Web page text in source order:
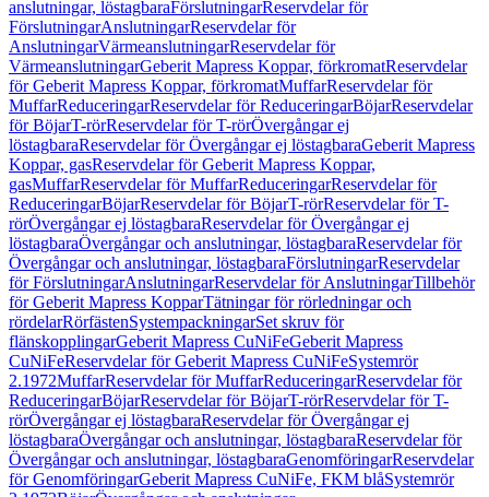
anslutningar, löstagbaraFörslutningarReservdelar för
FörslutningarAnslutningarReservdelar för
AnslutningarVärmeanslutningarReservdelar för
VärmeanslutningarGeberit Mapress Koppar, förkromatReservdelar
för Geberit Mapress Koppar, förkromatMuffarReservdelar för
MuffarReduceringarReservdelar för ReduceringarBöjarReservdelar
för BöjarT-rörReservdelar för T-rörÖvergångar ej
löstagbaraReservdelar för Övergångar ej löstagbaraGeberit Mapress
Koppar, gasReservdelar för Geberit Mapress Koppar,
gasMuffarReservdelar för MuffarReduceringarReservdelar för
ReduceringarBöjarReservdelar för BöjarT-rörReservdelar för T-
rörÖvergångar ej löstagbaraReservdelar för Övergångar ej
löstagbaraÖvergångar och anslutningar, löstagbaraReservdelar för
Övergångar och anslutningar, löstagbaraFörslutningarReservdelar
för FörslutningarAnslutningarReservdelar för AnslutningarTillbehör
för Geberit Mapress KopparTätningar för rörledningar och
rördelarRörfästenSystempackningarSet skruv för
flänskopplingarGeberit Mapress CuNiFeGeberit Mapress
CuNiFeReservdelar för Geberit Mapress CuNiFeSystemrör
2.1972MuffarReservdelar för MuffarReduceringarReservdelar för
ReduceringarBöjarReservdelar för BöjarT-rörReservdelar för T-
rörÖvergångar ej löstagbaraReservdelar för Övergångar ej
löstagbaraÖvergångar och anslutningar, löstagbaraReservdelar för
Övergångar och anslutningar, löstagbaraGenomföringarReservdelar
för GenomföringarGeberit Mapress CuNiFe, FKM blåSystemrör